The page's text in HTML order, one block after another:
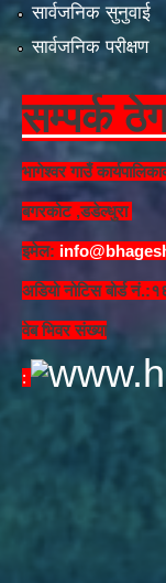
सार्वजनिक सुनुवाई
सार्वजनिक परीक्षण
सम्पर्क
भागेश्वर गाउँ
बगरकोट ,डडेल्धुरा
इमेल:
अडियो नोटिस बोर्ड
वेब भिवर संख्या
: ​